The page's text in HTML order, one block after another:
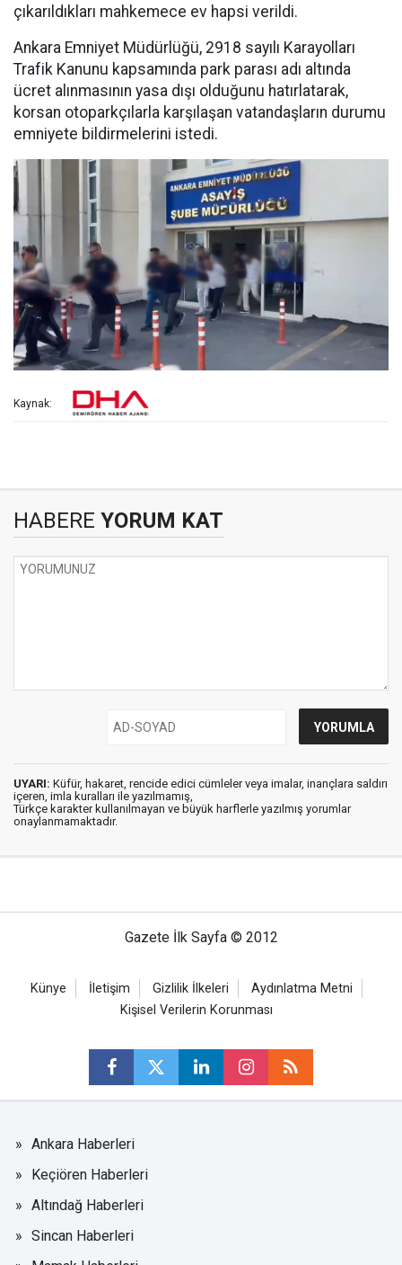
çıkarıldıkları mahkemece ev hapsi verildi.
Ankara Emniyet Müdürlüğü, 2918 sayılı Karayolları
Trafik Kanunu kapsamında park parası adı altında
ücret alınmasının yasa dışı olduğunu hatırlatarak,
korsan otoparkçılarla karşılaşan vatandaşların durumu
emniyete bildirmelerini istedi.
Kaynak:
HABERE YORUM KAT
UYARI: Küfür, hakaret, rencide edici cümleler veya imalar, inançlara saldırı
içeren, imla kuralları ile yazılmamış,
Türkçe karakter kullanılmayan ve büyük harflerle yazılmış yorumlar
onaylanmamaktadır.
Gazete İlk Sayfa © 2012
Künye İletişim Gizlilik İlkeleri
Aydınlatma Metni
Kişisel Verilerin Korunması
Ankara Haberleri
Keçiören Haberleri
Altındağ Haberleri
Sincan Haberleri